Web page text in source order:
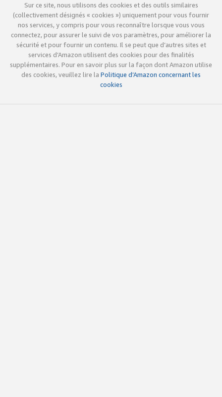
Sur ce site, nous utilisons des cookies et des outils similaires
(collectivement désignés « cookies ») uniquement pour vous fournir
nos services, y compris pour vous reconnaître lorsque vous vous
connectez, pour assurer le suivi de vos paramètres, pour améliorer la
sécurité et pour fournir un contenu. Il se peut que d’autres sites et
services d’Amazon utilisent des cookies pour des finalités
supplémentaires. Pour en savoir plus sur la façon dont Amazon utilise
des cookies, veuillez lire la Politique d’Amazon concernant les
cookies